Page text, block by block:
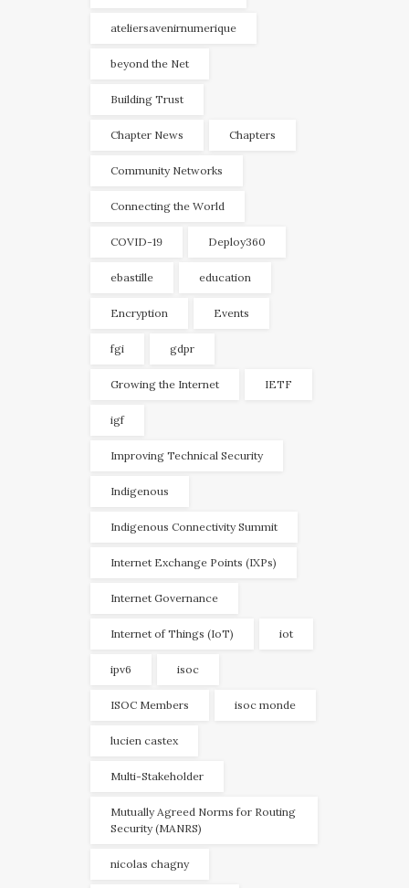
ateliersavenirnumerique
beyond the Net
Building Trust
Chapter News Chapters
Community Networks
Connecting the World
COVID-19 Deploy360
ebastille education
Encryption Events
fgi gdpr
Growing the Internet IETF
igf
Improving Technical Security
Indigenous
Indigenous Connectivity Summit
Internet Exchange Points (IXPs)
Internet Governance
Internet of Things (IoT) iot
ipv6 isoc
ISOC Members isoc monde
lucien castex
Multi-Stakeholder
Mutually Agreed Norms for Routing
Security (MANRS)
nicolas chagny